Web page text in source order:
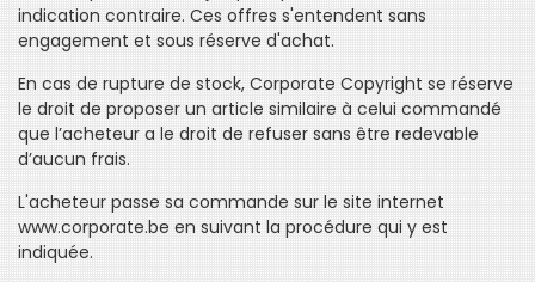
indication contraire. Ces offres s'entendent sans
engagement et sous réserve d'achat.
En cas de rupture de stock, Corporate Copyright se réserve
le droit de proposer un article similaire à celui commandé
que l’acheteur a le droit de refuser sans être redevable
d’aucun frais.
L'acheteur passe sa commande sur le site internet
www.corporate.be en suivant la procédure qui y est
indiquée.